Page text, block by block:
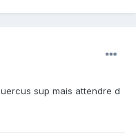
sup mais attendre d